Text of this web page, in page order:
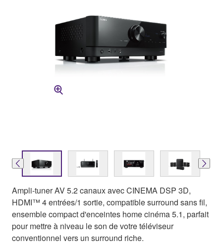
Ampli-tuner AV 5.2 canaux avec CINEMA DSP 3D,
HDMI™ 4 entrées/1 sortie, compatible surround sans fil,
ensemble compact d'enceintes home cinéma 5.1, parfait
pour mettre à niveau le son de votre téléviseur
conventionnel vers un surround riche.